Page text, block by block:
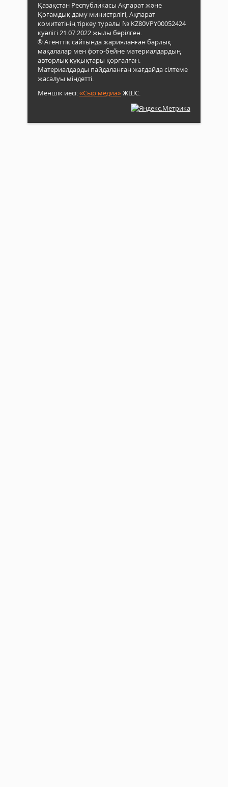
Қазақстан Республикасы Ақпарат және
Қоғамдық даму министрлігі, Ақпарат
комитетінің тіркеу туралы № KZ80VPY00052424
куәлігі 21.07.2022 жылы берілген.
® Агенттік сайтында жарияланған барлық
мақалалар мен фото-бейне материалдардың
авторлық құқықтары қорғалған.
Материалдарды пайдаланған жағдайда сілтеме
жасалуы міндетті.
Меншік иесі:«Сыр медиа»ЖШС.